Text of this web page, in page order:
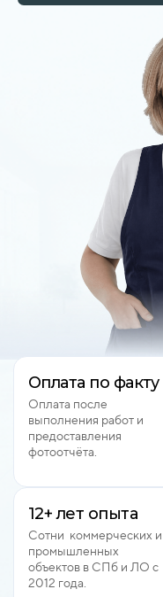
Оплата по факту
Оплата после
выполнения работ и
предоставления
фотоотчёта.
12+ лет опыта
Сотни коммерческих и
промышленных
объектов в СПб и ЛО с
2012 года.